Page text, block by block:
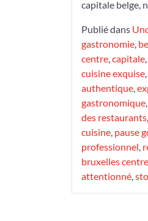
capitale belge,
Publié dans
gastronomie,
centre,capitale,
cuisine exquise,
authentique,
gastronomique,
des restaurants,
cuisine, pause
professionnel,
bruxelles centre
attentionné,